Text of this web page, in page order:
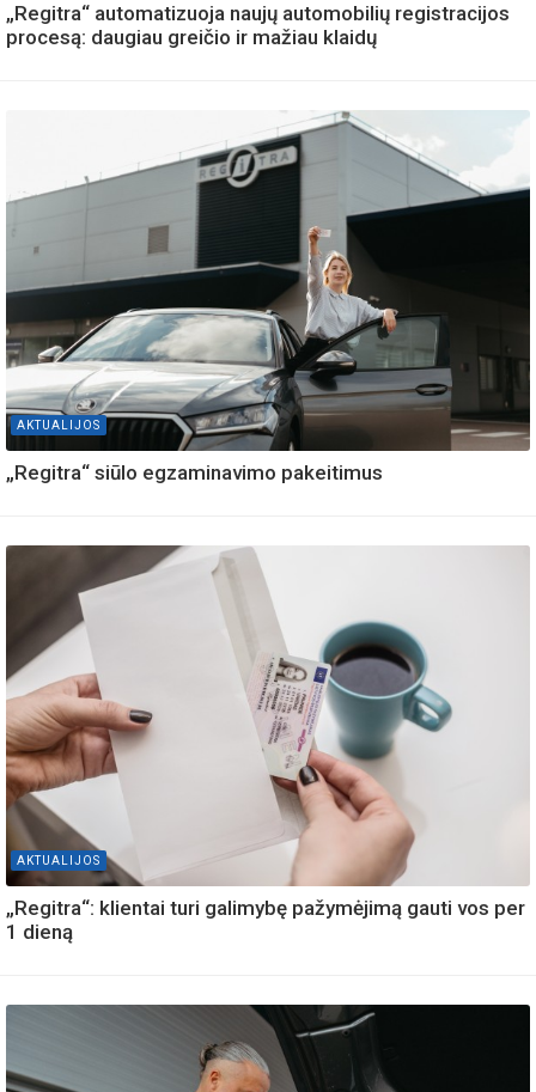
„Regitra“ automatizuoja naujų automobilių registracijos
procesą: daugiau greičio ir mažiau klaidų
AKTUALIJOS
„Regitra“ siūlo egzaminavimo pakeitimus
AKTUALIJOS
„Regitra“: klientai turi galimybę pažymėjimą gauti vos per
1 dieną